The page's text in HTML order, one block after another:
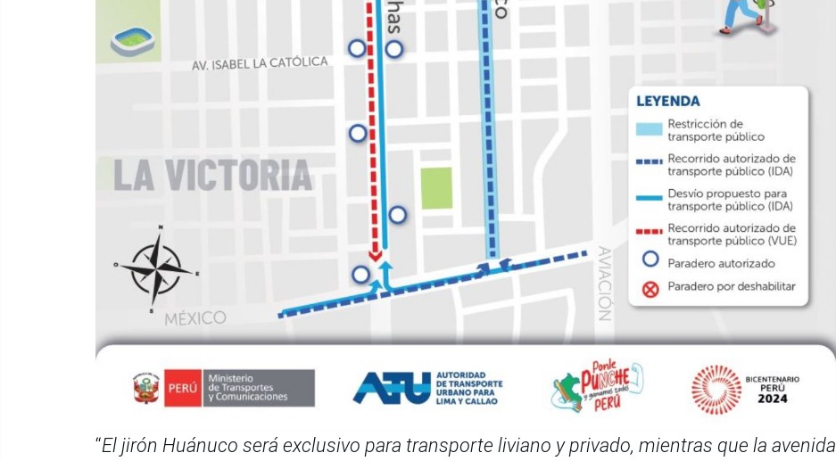
“El jirón Huánuco será exclusivo para transporte liviano y privado, mientras que la avenida